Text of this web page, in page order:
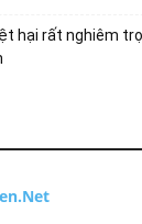
hại rất nghiêm